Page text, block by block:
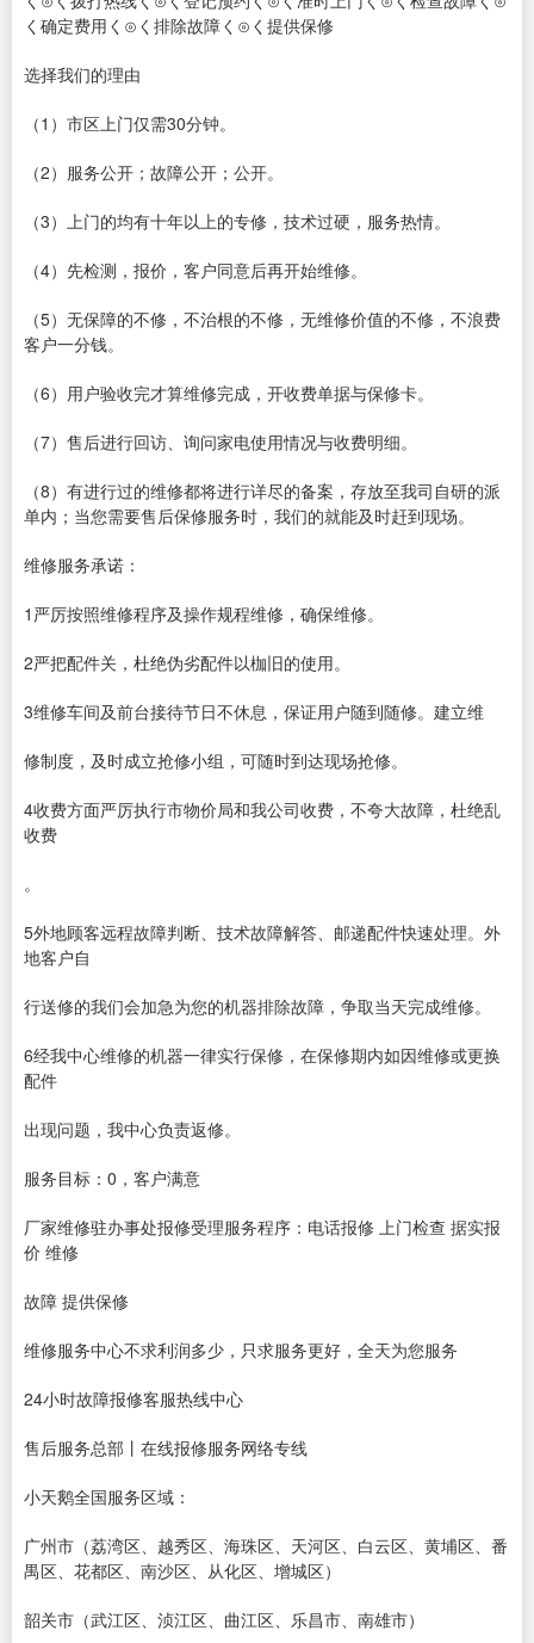
く确定费用く⊙く排除故障く⊙く提供保修
选择我们的理由
（1）市区上门仅需30分钟。
（2）服务公开；故障公开；公开。
（3）上门的均有十年以上的专修，技术过硬，服务热情。
（4）先检测，报价，客户同意后再开始维修。
（5）无保障的不修，不治根的不修，无维修价值的不修，不浪费
客户一分钱。
（6）用户验收完才算维修完成，开收费单据与保修卡。
（7）售后进行回访、询问家电使用情况与收费明细。
（8）有进行过的维修都将进行详尽的备案，存放至我司自研的派
单内；当您需要售后保修服务时，我们的就能及时赶到现场。
维修服务承诺：
1严厉按照维修程序及操作规程维修，确保维修。
2严把配件关，杜绝伪劣配件以枷旧的使用。
3维修车间及前台接待节日不休息，保证用户随到随修。建立维
修制度，及时成立抢修小组，可随时到达现场抢修。
4收费方面严厉执行市物价局和我公司收费，不夸大故障，杜绝乱
收费
。
5外地顾客远程故障判断、技术故障解答、邮递配件快速处理。外
地客户自
行送修的我们会加急为您的机器排除故障，争取当天完成维修。
6经我中心维修的机器一律实行保修，在保修期内如因维修或更换
配件
出现问题，我中心负责返修。
服务目标：0，客户满意
厂家维修驻办事处报修受理服务程序：电话报修 上门检查 据实报
价 维修
故障 提供保修
维修服务中心不求利润多少，只求服务更好，全天为您服务
24小时故障报修客服热线中心
售后服务总部丨在线报修服务网络专线
小天鹅全国服务区域：
广州市（荔湾区、越秀区、海珠区、天河区、白云区、黄埔区、番
禺区、花都区、南沙区、从化区、增城区）
韶关市（武江区、浈江区、曲江区、乐昌市、南雄市）